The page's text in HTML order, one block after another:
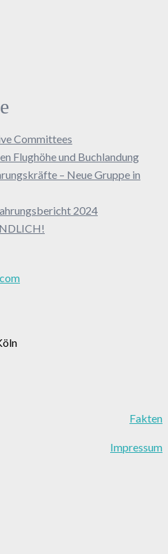
Committees
Flughöhe und Buchlandung
– Neue Gruppe in
2024
Fakten
Impressum